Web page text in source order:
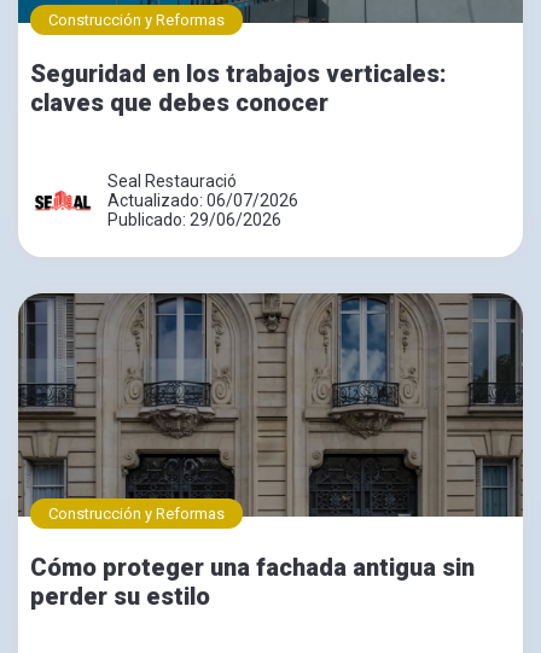
Construcción y Reformas
Seguridad en los trabajos verticales:
claves que debes conocer
Seal Restauració
Actualizado: 06/07/2026
Publicado: 29/06/2026
Construcción y Reformas
Cómo proteger una fachada antigua sin
perder su estilo